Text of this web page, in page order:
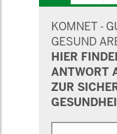
KOMNET -
GESUND
HIER
ANTWORT
ZUR